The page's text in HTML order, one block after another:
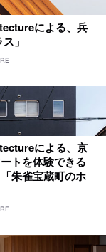
による、兵
」
による、京
トを体験できる
朱雀宝蔵町のホ